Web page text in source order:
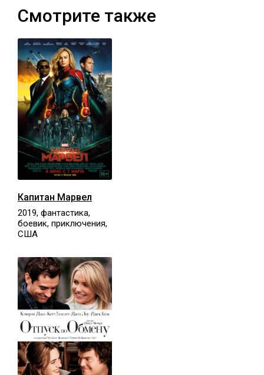
Смотрите также
Капитан Марвел
2019, фантастика,
боевик, приключения,
США